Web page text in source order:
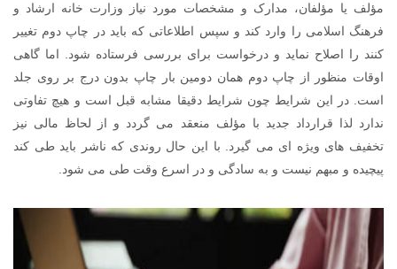
مؤلف یا مؤلفان، مدارک و مشخصات مورد نیاز وزارت خانه ارشاد و
فرهنگ اسلامی را وارد کند و سپس اطلاعاتی که باید در چاپ دوم تغییر
کنند را اصلاح نماید و درخواست برای بررسی فرستاده شود. اما گاهی
اوقات منظور از چاپ دوم همان دومین بار چاپ بدون درج بر روی جلد
است. در این شرایط چون شرایط دقیقا مشابه قبل است و هیچ تفاوتی
ندارد لذا قرارداد جدید با مؤلف منعقد می گردد و از لحاظ مالی نیز
تخفیف های ویژه ای می گیرد. با این حال روندی که ناشر باید طی کند
پیچیده و مبهم نیست و به سادگی و در اسرع وقت طی می شود.